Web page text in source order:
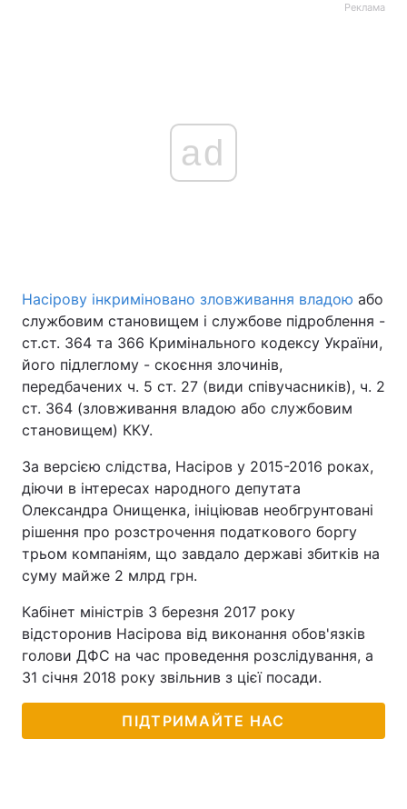
Реклама
ad
Насірову інкриміновано зловживання владою або
службовим становищем і службове підроблення -
ст.ст. 364 та 366 Кримінального кодексу України,
його підлеглому - скоєння злочинів,
передбачених ч. 5 ст. 27 (види співучасників), ч. 2
ст. 364 (зловживання владою або службовим
становищем) ККУ.
За версією слідства, Насіров у 2015-2016 роках,
діючи в інтересах народного депутата
Олександра Онищенка, ініціював необгрунтовані
рішення про розстрочення податкового боргу
трьом компаніям, що завдало державі збитків на
суму майже 2 млрд грн.
Кабінет міністрів 3 березня 2017 року
відсторонив Насірова від виконання обов'язків
голови ДФС на час проведення розслідування, а
31 січня 2018 року звільнив з цієї посади.
ПІДТРИМАЙТЕ НАС